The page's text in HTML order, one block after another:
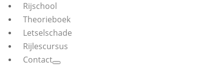
Rijschool
Theorieboek
Letselschade
Rijlescursus
Contact